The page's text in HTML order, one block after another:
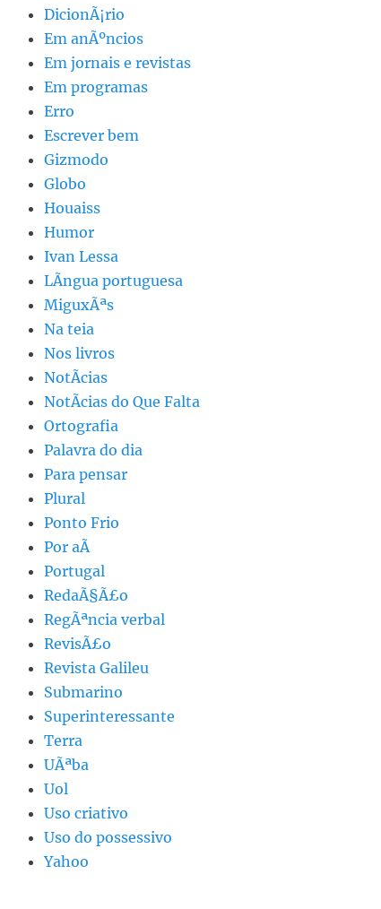
DicionÃ¡rio
Em anÃºncios
Em jornais e revistas
Em programas
Erro
Escrever bem
Gizmodo
Globo
Houaiss
Humor
Ivan Lessa
LÃ­ngua portuguesa
MiguxÃªs
Na teia
Nos livros
NotÃ­cias
NotÃ­cias do Que Falta
Ortografia
Palavra do dia
Para pensar
Plural
Ponto Frio
Por aÃ­
Portugal
RedaÃ§Ã£o
RegÃªncia verbal
RevisÃ£o
Revista Galileu
Submarino
Superinteressante
Terra
UÃªba
Uol
Uso criativo
Uso do possessivo
Yahoo